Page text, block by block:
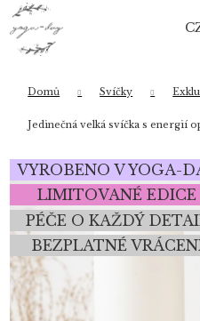
Přejít
obsah
Domů Svíčky
Jedinečná velká svíčka s energií
VYROBENO V YOGA-
LIMITOVANÉ EDICE
PÉČE O KAŽDÝ
BEZPLATNÉ
K
o
Zpět
Zpět
Co